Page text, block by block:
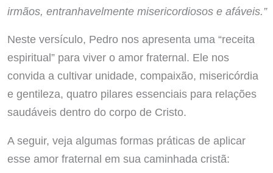
irmãos, entranhavelmente misericordiosos e afáveis.”
Neste versículo, Pedro nos apresenta uma “receita
espiritual” para viver o amor fraternal. Ele nos
convida a cultivar unidade, compaixão, misericórdia
e gentileza, quatro pilares essenciais para relações
saudáveis dentro do corpo de Cristo.
A seguir, veja algumas formas práticas de aplicar
esse amor fraternal em sua caminhada cristã: